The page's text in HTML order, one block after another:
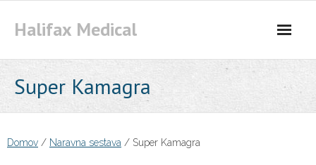
Halifax Medical
Super Kamagra
Domov / Naravna sestava / Super Kamagra